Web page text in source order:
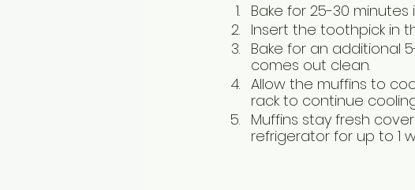
Bake for 25-30
Insert the toothpick in
Bake for an additional
comes out clean.
Allow the muffins to
rack to continue
Muffins stay fresh
refrigerator for up to 1